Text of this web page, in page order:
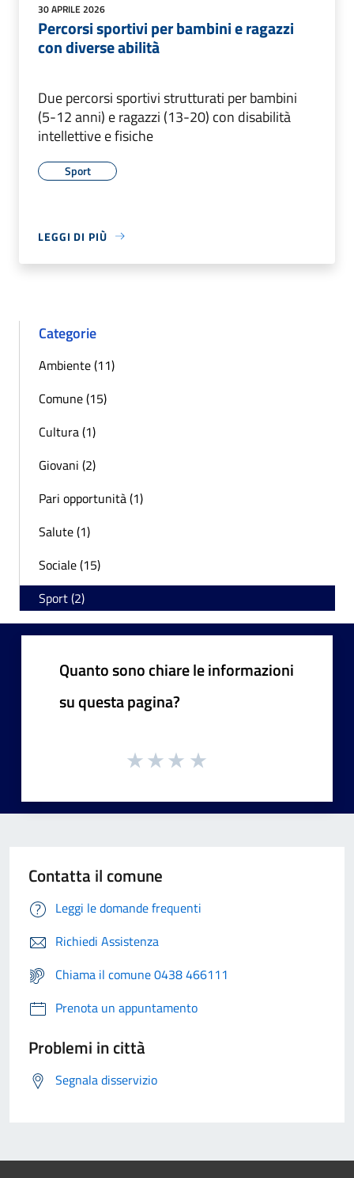
30 APRILE 2026
Percorsi sportivi per bambini e ragazzi
con diverse abilità
Due percorsi sportivi strutturati per bambini
(5-12 anni) e ragazzi (13-20) con disabilità
intellettive e fisiche
Sport
LEGGI DI PIÙ
Categorie
Ambiente (11)
Comune (15)
Cultura (1)
Giovani (2)
Pari opportunità (1)
Salute (1)
Sociale (15)
Sport (2)
Quanto sono chiare le informazioni
su questa pagina?
Contatta il comune
Leggi le domande frequenti
Richiedi Assistenza
Chiama il comune 0438 466111
Prenota un appuntamento
Problemi in città
Segnala disservizio